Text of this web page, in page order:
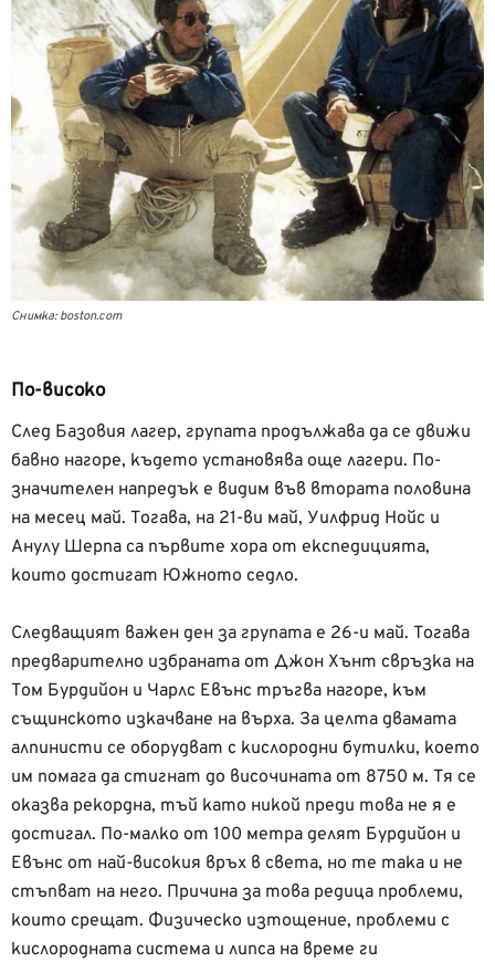
Снимка: boston.com
По-високо
След Базовия лагер, групата продължава да се движи
бавно нагоре, където установява още лагери. По-
значителен напредък е видим във втората половина
на месец май. Тогава, на 21-ви май, Уилфрид Нойс и
Анулу Шерпа са първите хора от експедицията,
които достигат Южното седло.
Следващият важен ден за групата е 26-и май. Тогава
предварително избраната от Джон Хънт свръзка на
Том Бурдийон и Чарлс Евънс тръгва нагоре, към
същинското изкачване на върха. За целта двамата
алпинисти се оборудват с кислородни бутилки, което
им помага да стигнат до височината от 8750 м. Тя се
оказва рекордна, тъй като никой преди това не я е
достигал. По-малко от 100 метра делят Бурдийон и
Евънс от най-високия връх в света, но те така и не
стъпват на него. Причина за това редица проблеми,
които срещат. Физическо изтощение, проблеми с
кислородната система и липса на време ги